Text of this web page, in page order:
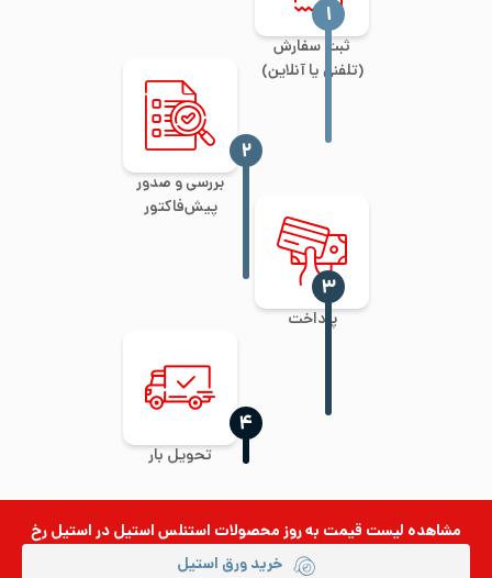
ثبت سفارش
(تلفنی یا آنلاین)
‍۱
بررسی و صدور
پیش‌فاکتور
‍۲
پرداخت
‍۳
تحویل بار
‍۴
مشاهده لیست قیمت به روزمحصولات استنلس استیلدر استیل رخ
خرید ورق استیل